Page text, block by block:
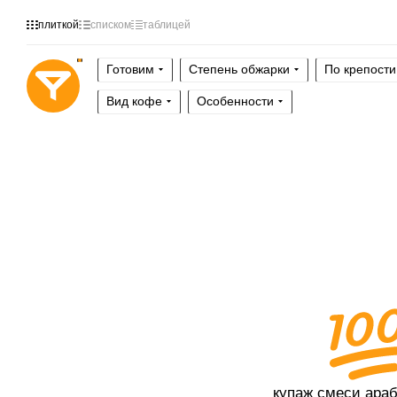
плиткой списком таблицей
Готовим Степень обжарки По крепости
Вид кофе Особенности
купаж смеси